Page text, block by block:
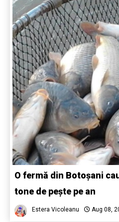
O fermă din Botoșani
tone de pește pe an
Estera Vicoleanu Aug 08,